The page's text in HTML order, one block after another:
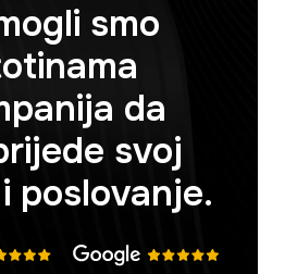
smo
da
svoj
poslovanje.